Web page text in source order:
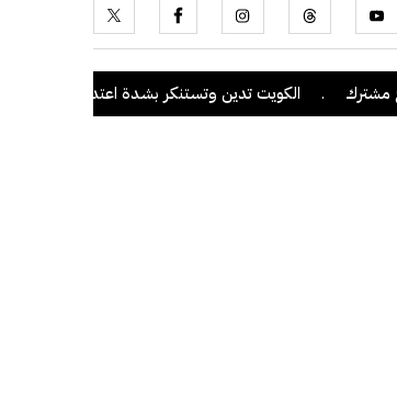
. الكويت تدين وتستنكر بشدة اعتداءات ميليشيا الحوثي